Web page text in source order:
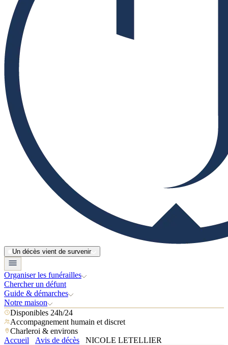
Un décès vient de survenir
Organiser les funérailles
Chercher un défunt
Guide & démarches
Notre maison
Disponibles 24h/24
Accompagnement humain et discret
Charleroi & environs
Accueil
Avis de décès NICOLE LETELLIER